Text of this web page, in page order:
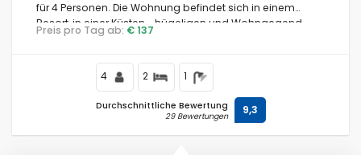
für 4 Personen. Die Wohnung befindet sich in einem
Resort, in einer Küsten-, hügeligen und Wohngegend,
nahe einem Golfplatz, 3 km vom Strand Playa de
Preis pro Tag ab: € 137
4 2 1
Durchschnittliche Bewertung
29 Bewertungen 9,3